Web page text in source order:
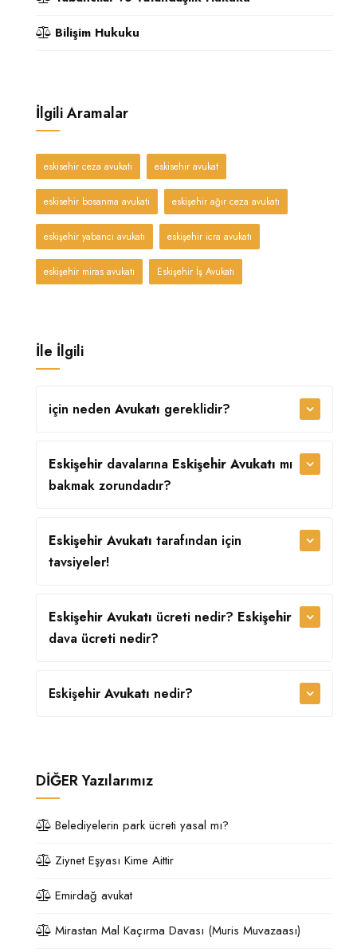
Bilişim Hukuku
İlgili Aramalar
eskisehir ceza avukati eskisehir avukat
eskisehir bosanma avukati eskişehir ağır ceza avukatı
eskişehir yabancı avukatı eskişehir icra avukatı
eskişehir miras avukatı Eskişehir İş Avukatı
İle İlgili
için neden Avukatı gereklidir?
Eskişehir davalarına Eskişehir Avukatı mı
bakmak zorundadır?
Eskişehir Avukatı tarafından için
tavsiyeler!
Eskişehir Avukatı ücreti nedir? Eskişehir
dava ücreti nedir?
Eskişehir Avukatı nedir?
DİĞERYazılarımız
Belediyelerin park ücreti yasal mı?
Ziynet Eşyası Kime Aittir
Emirdağ avukat
Mirastan Mal Kaçırma Davası (Muris Muvazaası)